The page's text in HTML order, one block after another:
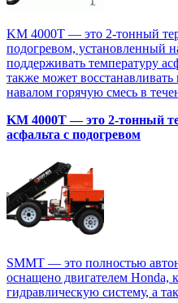
KM 4000T — это 2-тонный
подогревом, установленный
поддерживать температуру
также может
навалом горячую смесь в
KM 4000T — это 2-тонный
асфальта с подогревом
SMMT — это полностью
оснащено двигателем Honda,
гидравлическую систему, а